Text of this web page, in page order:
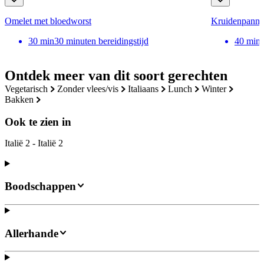
Ontdek meer van dit soort gerechten
vegetarisch zonder vlees/vis italiaans lunch
winter
bakken
Ook te zien in
Italië 2 - Italië 2
Omelet met bloedworst
30 min30 minuten bereidingstijd
40 min
Boodschappen
Allerhande